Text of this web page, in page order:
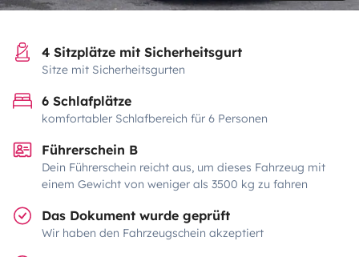
4 Sitzplätze mit Sicherheitsgurt
Sitze mit Sicherheitsgurten
6 Schlafplätze
komfortabler Schlafbereich für 6 Personen
Führerschein B
Dein Führerschein reicht aus, um dieses Fahrzeug mit
einem Gewicht von weniger als 3500 kg zu fahren
Das Dokument wurde geprüft
Wir haben den Fahrzeugschein akzeptiert